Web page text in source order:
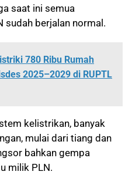
saat ini semua
berjalan normal.
780 Ribu Rumah
2025–2029 di RUPTL
kelistrikan, banyak
mulai dari tiang dan
bahkan gempa
milik PLN.